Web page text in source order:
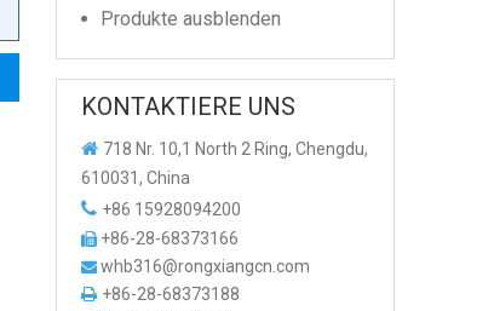
Produkte ausblenden
KONTAKTIERE UNS
 718 Nr. 10,1 North 2 Ring, Chengdu,
610031, China
 +86 15928094200
 +86-28-68373166
 whb316@rongxiangcn.com
 +86-28-68373188